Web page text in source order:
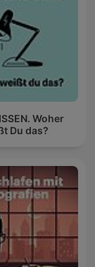
Woher
Du das?